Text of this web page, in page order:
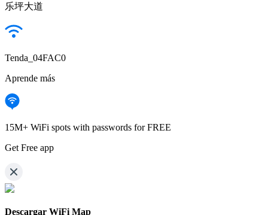
乐坪大道
Tenda_04FAC0
Aprende más
15M+ WiFi spots with passwords for FREE
Get Free app
Descargar WiFi Map